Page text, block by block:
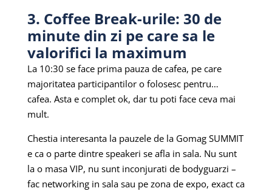
3. Coffee Break-urile: 30 de
minute din zi pe care sa le
valorifici la maximum
La 10:30 se face prima pauza de cafea, pe care
majoritatea participantilor o folosesc pentru…
cafea. Asta e complet ok, dar tu poti face ceva mai
mult.
Chestia interesanta la pauzele de la Gomag SUMMIT
e ca o parte dintre speakeri se afla in sala. Nu sunt
la o masa VIP, nu sunt inconjurati de bodyguarzi –
fac networking in sala sau pe zona de expo, exact ca